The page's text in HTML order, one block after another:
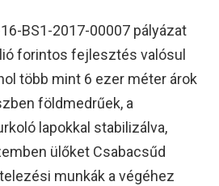
BS1-2017-00007 pályázat
forintos fejlesztés valósul
több mint 6 ezer méter árok
földmedrűek, a
lapokkal stabilizálva,
ülőket Csabacsűd
munkák a végéhez